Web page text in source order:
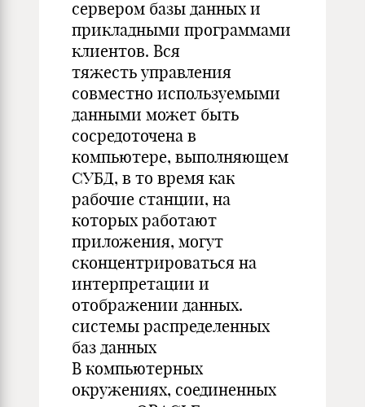
сервером базы данных и
прикладными программами
клиентов. Вся
тяжесть управления
совместно используемыми
данными может быть
сосредоточена в
компьютере, выполняющем
СУБД, в то время как
рабочие станции, на
которых работают
приложения, могут
сконцентрироваться на
интерпретации и
отображении данных.
системы распределенных
баз данных
В компьютерных
окружениях, соединенных